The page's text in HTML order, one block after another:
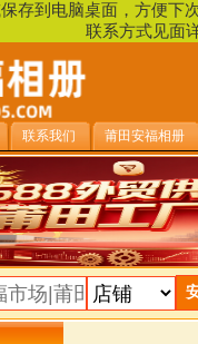
存到电脑桌面，方便
联系方式见面
联系我们 莆田安福相册